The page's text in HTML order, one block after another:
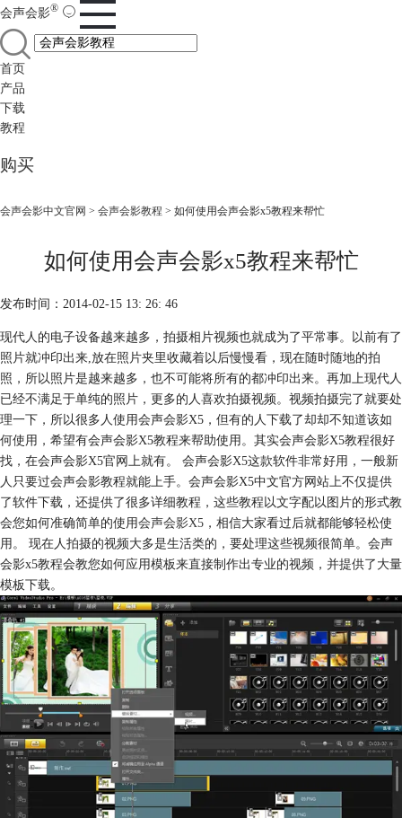
会声会影®
首页
产品
下载
教程
购买
会声会影中文官网 > 会声会影教程 > 如何使用会声会影x5教程来帮忙
如何使用会声会影x5教程来帮忙
发布时间：2014-02-15 13: 26: 46
现代人的电子设备越来越多，拍摄相片视频也就成为了平常事。以前有了
照片就冲印出来,放在照片夹里收藏着以后慢慢看，现在随时随地的拍
照，所以照片是越来越多，也不可能将所有的都冲印出来。再加上现代人
已经不满足于单纯的照片，更多的人喜欢拍摄视频。视频拍摄完了就要处
理一下，所以很多人使用会声会影X5，但有的人下载了却却不知道该如
何使用，希望有会声会影X5教程来帮助使用。其实会声会影X5教程很好
找，在会声会影X5官网上就有。 会声会影X5这款软件非常好用，一般新
人只要过会声会影教程就能上手。会声会影X5中文官方网站上不仅提供
了软件下载，还提供了很多详细教程，这些教程以文字配以图片的形式教
会您如何准确简单的使用会声会影X5 ，相信大家看过后就都能够轻松使
用。 现在人拍摄的视频大多是生活类的，要处理这些视频很简单。会声
会影x5教程会教您如何应用模板来直接制作出专业的视频，并提供了大量
模板下载。